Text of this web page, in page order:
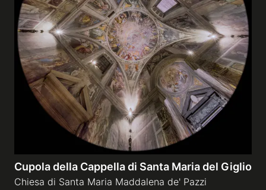
Cupola della Cappella di Santa Maria del Giglio
Chiesa di Santa Maria Maddalena de' Pazzi